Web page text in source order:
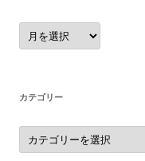
ア
ー
カ
カテゴリー
カ
テ
ゴ